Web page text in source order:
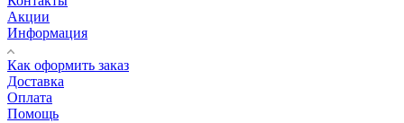
Акции
Информация
Как оформить заказ
Доставка
Оплата
Помощь